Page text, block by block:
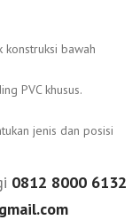
bawah
PVC khusus.
jenis dan posisi
0812 8000 6132